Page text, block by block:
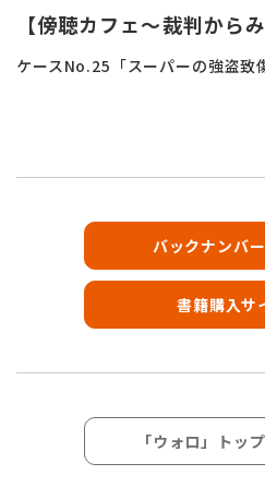
【傍聴カフェ～裁判から
ケースNo.25「スーパーの強盗致
バックナンバ
書籍購入サ
「ウォロ」トッ